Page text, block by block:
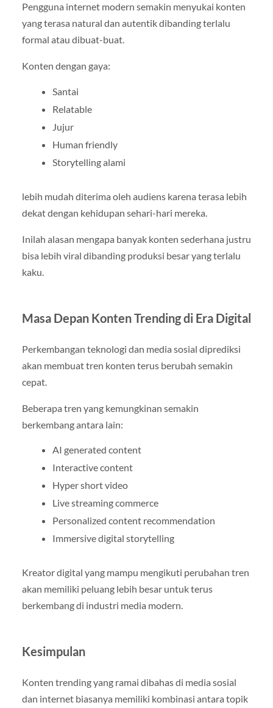
Pengguna internet modern semakin menyukai konten
yang terasa natural dan autentik dibanding terlalu
formal atau dibuat-buat.
Konten dengan gaya:
Santai
Relatable
Jujur
Human friendly
Storytelling alami
lebih mudah diterima oleh audiens karena terasa lebih
dekat dengan kehidupan sehari-hari mereka.
Inilah alasan mengapa banyak konten sederhana justru
bisa lebih viral dibanding produksi besar yang terlalu
kaku.
Masa Depan Konten Trending di Era Digital
Perkembangan teknologi dan media sosial diprediksi
akan membuat tren konten terus berubah semakin
cepat.
Beberapa tren yang kemungkinan semakin
berkembang antara lain:
AI generated content
Interactive content
Hyper short video
Live streaming commerce
Personalized content recommendation
Immersive digital storytelling
Kreator digital yang mampu mengikuti perubahan tren
akan memiliki peluang lebih besar untuk terus
berkembang di industri media modern.
Kesimpulan
Konten trending yang ramai dibahas di media sosial
dan internet biasanya memiliki kombinasi antara topik